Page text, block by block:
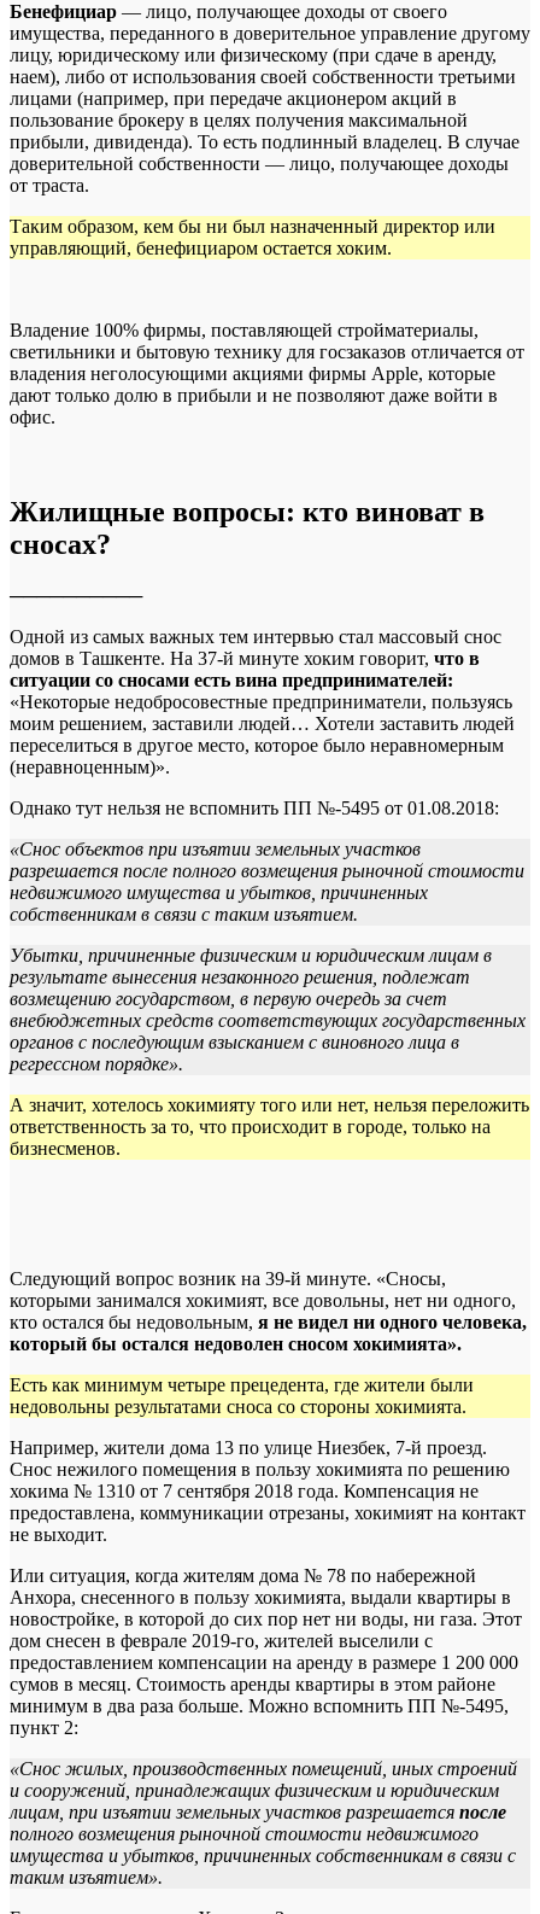
Бенефициар — лицо, получающее доходы от своего
имущества, переданного в доверительное управление другому
лицу, юридическому или физическому (при сдаче в аренду,
наем), либо от использования своей собственности третьими
лицами (например, при передаче акционером акций в
пользование брокеру в целях получения максимальной
прибыли, дивиденда). То есть подлинный владелец. В случае
доверительной собственности — лицо, получающее доходы
от траста.
Таким образом, кем бы ни был назначенный директор или
управляющий, бенефициаром остается хоким.
Владение 100% фирмы, поставляющей стройматериалы,
светильники и бытовую технику для госзаказов отличается от
владения неголосующими акциями фирмы Apple, которые
дают только долю в прибыли и не позволяют даже войти в
офис.
Жилищные вопросы: кто виноват в
сносах?
──────────
Одной из самых важных тем интервью стал массовый снос
домов в Ташкенте. На 37-й минуте хоким говорит, что в
ситуации со сносами есть вина предпринимателей:
«Некоторые недобросовестные предприниматели, пользуясь
моим решением, заставили людей… Хотели заставить людей
переселиться в другое место, которое было неравномерным
(неравноценным)».
Однако тут нельзя не вспомнить ПП №-5495 от 01.08.2018:
«Снос объектов при изъятии земельных участков
разрешается после полного возмещения рыночной стоимости
недвижимого имущества и убытков, причиненных
собственникам в связи с таким изъятием.
Убытки, причиненные физическим и юридическим лицам в
результате вынесения незаконного решения, подлежат
возмещению государством, в первую очередь за счет
внебюджетных средств соответствующих государственных
органов с последующим взысканием с виновного лица в
регрессном порядке».
А значит, хотелось хокимияту того или нет, нельзя переложить
ответственность за то, что происходит в городе, только на
бизнесменов.
Следующий вопрос возник на 39-й минуте. «Сносы,
которыми занимался хокимият, все довольны, нет ни одного,
кто остался бы недовольным, я не видел ни одного человека,
который бы остался недоволен сносом хокимията».
Есть как минимум четыре прецедента, где жители были
недовольны результатами сноса со стороны хокимията.
Например, жители дома 13 по улице Ниезбек, 7-й проезд.
Снос нежилого помещения в пользу хокимията по решению
хокима № 1310 от 7 сентября 2018 года. Компенсация не
предоставлена, коммуникации отрезаны, хокимият на контакт
не выходит.
Или ситуация, когда жителям дома № 78 по набережной
Анхора, снесенного в пользу хокимията, выдали квартиры в
новостройке, в которой до сих пор нет ни воды, ни газа. Этот
дом снесен в феврале 2019-го, жителей выселили с
предоставлением компенсации на аренду в размере 1 200 000
сумов в месяц. Стоимость аренды квартиры в этом районе
минимум в два раза больше. Можно вспомнить ПП №-5495,
пункт 2:
«Снос жилых, производственных помещений, иных строений
и сооружений, принадлежащих физическим и юридическим
лицам, при изъятии земельных участков разрешается после
полного возмещения рыночной стоимости недвижимого
имущества и убытков, причиненных собственникам в связи с
таким изъятием».